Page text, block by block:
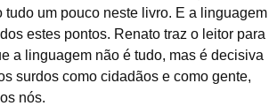
tudo um pouco neste livro. E a linguagem
estes pontos. Renato traz o leitor para
a linguagem não é tudo, mas é decisiva
surdos como cidadãos e como gente,
nós.